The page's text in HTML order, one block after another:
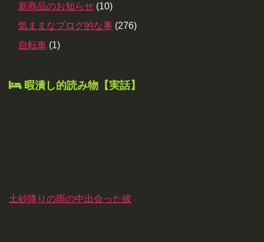
新商品のお知らせ (10)
気ままなブログ的な事 (276)
自転車 (1)
暇潰し的読み物【実話】
土砂降りの雨の中出会った彼